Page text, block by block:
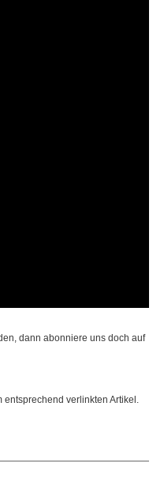
dann abonniere uns doch auf
entsprechend verlinkten Artikel.